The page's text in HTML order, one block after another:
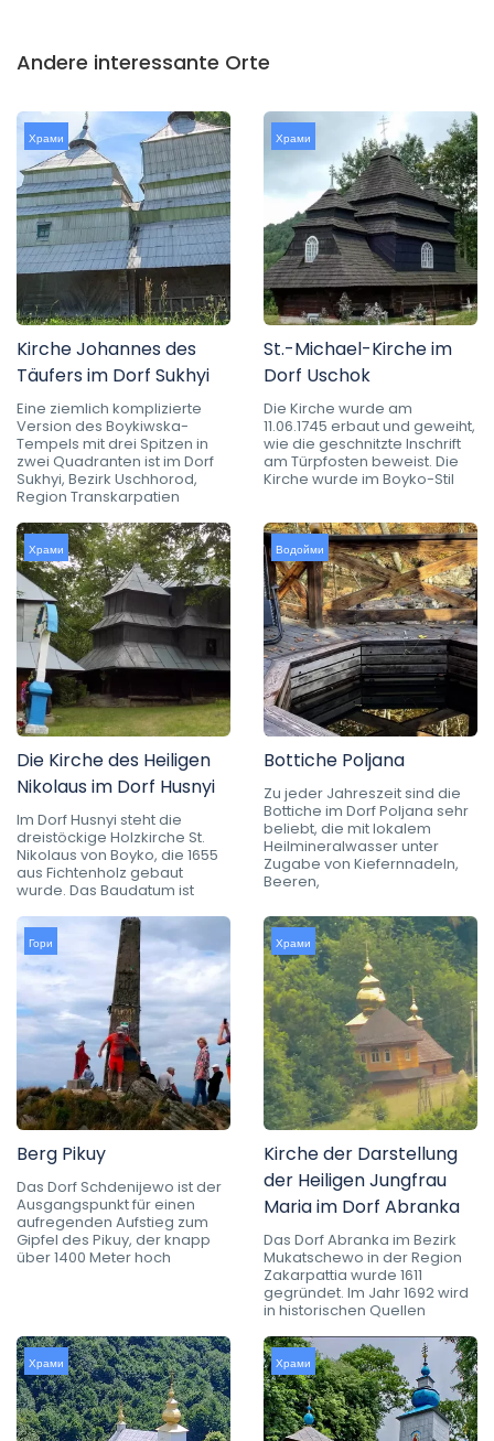
Andere interessante Orte
Храми
Kirche Johannes des
Täufers im Dorf Sukhyi
Eine ziemlich komplizierte
Version des Boykiwska-
Tempels mit drei Spitzen in
zwei Quadranten ist im Dorf
Sukhyi, Bezirk Uschhorod,
Region Transkarpatien
Храми
St.-Michael-Kirche im
Dorf Uschok
Die Kirche wurde am
11.06.1745 erbaut und geweiht,
wie die geschnitzte Inschrift
am Türpfosten beweist. Die
Kirche wurde im Boyko-Stil
Храми
Die Kirche des Heiligen
Nikolaus im Dorf Husnyi
Im Dorf Husnyi steht die
dreistöckige Holzkirche St.
Nikolaus von Boyko, die 1655
aus Fichtenholz gebaut
wurde. Das Baudatum ist
Водойми
Bottiche Poljana
Zu jeder Jahreszeit sind die
Bottiche im Dorf Poljana sehr
beliebt, die mit lokalem
Heilmineralwasser unter
Zugabe von Kiefernnadeln,
Beeren,
Гори
Berg Pikuy
Das Dorf Schdenijewo ist der
Ausgangspunkt für einen
aufregenden Aufstieg zum
Gipfel des Pikuy, der knapp
über 1400 Meter hoch
Храми
Kirche der Darstellung
der Heiligen Jungfrau
Maria im Dorf Abranka
Das Dorf Abranka im Bezirk
Mukatschewo in der Region
Zakarpattia wurde 1611
gegründet. Im Jahr 1692 wird
in historischen Quellen
Храми Храми